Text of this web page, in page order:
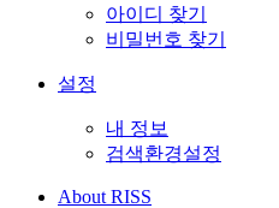
아이디 찾기
비밀번호 찾기
설정
내 정보
검색환경설정
About RISS